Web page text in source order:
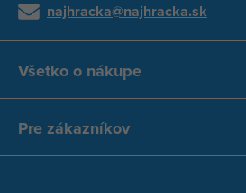
najhracka@najhracka.sk
Všetko o nákupe
Pre zákazníkov